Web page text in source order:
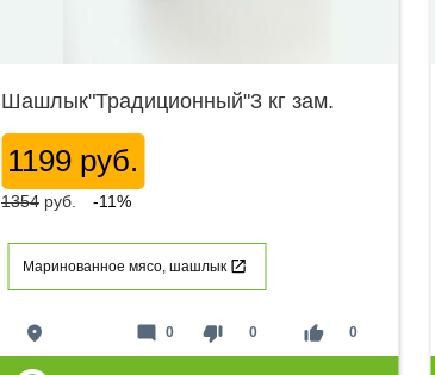
Шашлык"Традиционный"3 кг зам.
1199 руб.
1354 руб. -11%
Маринованное мясо, шашлык
place thumb_down 0 thumb_up 0
mode_comment 0